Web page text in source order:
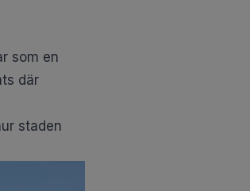
som en
där
staden